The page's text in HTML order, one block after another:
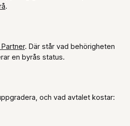
.
. Där står vad behörigheten
en byrås status.
och vad avtalet kostar: